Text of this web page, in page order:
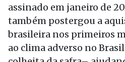
assinado em janeiro de
também postergou a
brasileira nos primeiros
ao clima adverso no